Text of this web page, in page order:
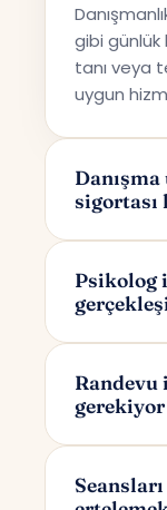
gibi günlük
tanı veya
uygun
sigortası
sigortaları
Psikolog
üzerinden
Randevu
posta